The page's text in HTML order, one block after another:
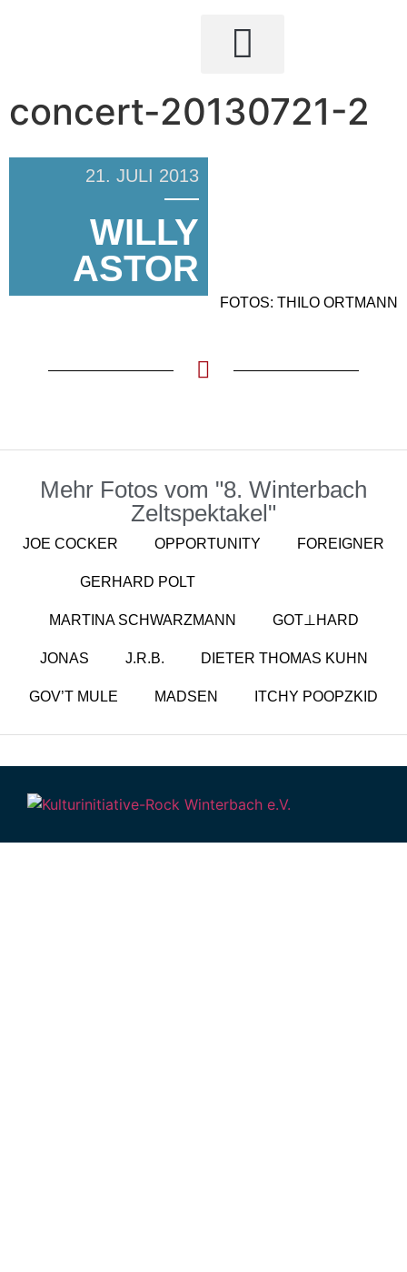
concert-20130721-2
21. JULI 2013
WILLY
ASTOR
FOTOS: THILO ORTMANN
Mehr Fotos vom "8. Winterbach
Zeltspektakel"
JOE COCKER OPPORTUNITY FOREIGNER
GERHARD POLT
MARTINA SCHWARZMANN GOT⊥HARD
JONAS J.R.B. DIETER THOMAS KUHN
GOV’T MULE MADSEN ITCHY POOPZKID